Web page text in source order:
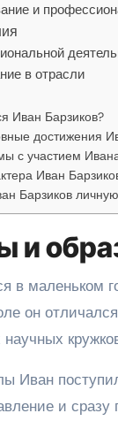
и
в отрасли
Иван Барзиков?
достижения
с участием
Иван
Барзиков
и
в маленьком
он
Иван
и